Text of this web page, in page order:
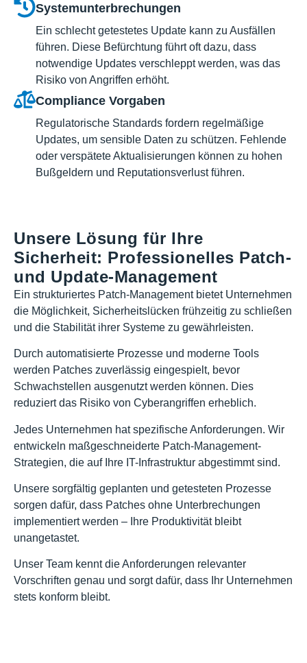
Systemunterbrechungen
Ein schlecht getestetes Update kann zu Ausfällen
führen. Diese Befürchtung führt oft dazu, dass
notwendige Updates verschleppt werden, was das
Risiko von Angriffen erhöht.
Compliance Vorgaben
Regulatorische Standards fordern regelmäßige
Updates, um sensible Daten zu schützen. Fehlende
oder verspätete Aktualisierungen können zu hohen
Bußgeldern und Reputationsverlust führen.
Unsere Lösung für Ihre
Sicherheit: Professionelles Patch-
und Update-Management
Ein strukturiertes Patch-Management bietet Unternehmen
die Möglichkeit, Sicherheitslücken frühzeitig zu schließen
und die Stabilität ihrer Systeme zu gewährleisten.
Durch automatisierte Prozesse und moderne Tools
werden Patches zuverlässig eingespielt, bevor
Schwachstellen ausgenutzt werden können. Dies
reduziert das Risiko von Cyberangriffen erheblich.
Jedes Unternehmen hat spezifische Anforderungen. Wir
entwickeln maßgeschneiderte Patch-Management-
Strategien, die auf Ihre IT-Infrastruktur abgestimmt sind.
Unsere sorgfältig geplanten und getesteten Prozesse
sorgen dafür, dass Patches ohne Unterbrechungen
implementiert werden – Ihre Produktivität bleibt
unangetastet.
Unser Team kennt die Anforderungen relevanter
Vorschriften genau und sorgt dafür, dass Ihr Unternehmen
stets konform bleibt.